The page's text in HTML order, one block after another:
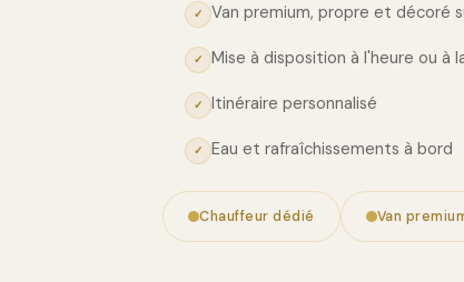
✓ Van premium, propre et décoré
✓ Mise à disposition à l'heure ou à
✓ Itinéraire personnalisé
✓ Eau et rafraîchissements à bord
Chauffeur dédié Van